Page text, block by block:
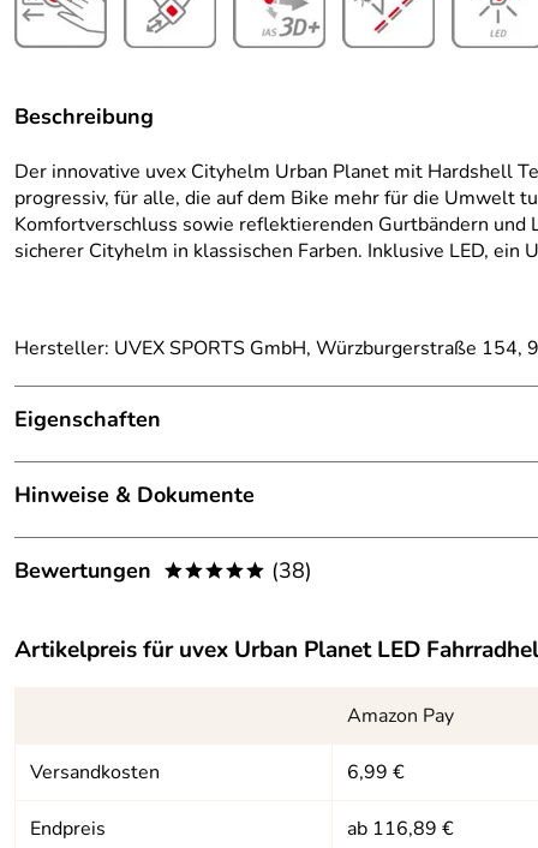
Beschreibung
Der innovative uvex Cityhelm Urban Planet mit Hardshell
progressiv, für alle, die auf dem Bike mehr für die Umwelt
Komfortverschluss sowie reflektierenden Gurtbändern
sicherer Cityhelm in klassischen Farben. Inklusive LED, ein
Hersteller: UVEX SPORTS GmbH, Würzburgerstraße 154,
Eigenschaften
Ausstattung
Belüftung:
14 Belüftungsöffnungen
Technologie:
Hardshell-Technologie
Verstellsystem:
3D IAS-System
Hinweise & Dokumente
Dokumente zum Download:
UVEX - Warn- und Sicherheitshinweis Fahrradhelm
Bewertungen ***** (38)
Artikelpreis füruvex Urban Planet LED
Amazon Pay
Versandkosten 6,99 €
Endpreis ab 116,89 €